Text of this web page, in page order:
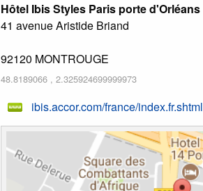
Hôtel Ibis Styles Paris porte d'Orléans
41 avenue Aristide Briand
92120 MONTROUGE
48.8189066 , 2.325924699999973
ibis.accor.com/france/index.fr.shtml